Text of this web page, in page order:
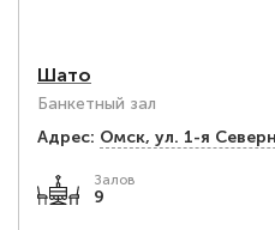
Шато
Банкетный зал
Адрес: Омск, ул. 1-я
Залов
9